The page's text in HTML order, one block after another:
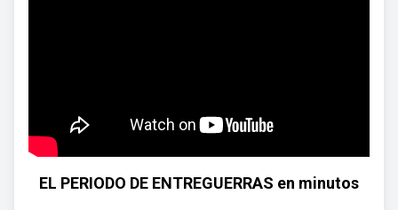
EL PERIODO DE ENTREGUERRAS en minutos